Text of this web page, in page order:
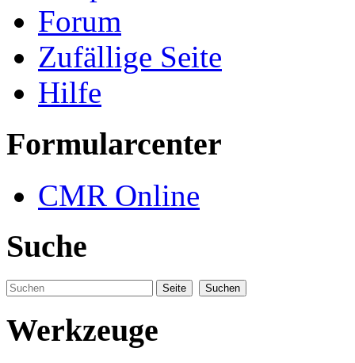
Forum
Zufällige Seite
Hilfe
Formularcenter
CMR Online
Suche
Werkzeuge